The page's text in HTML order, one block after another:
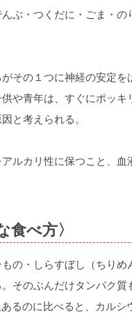
ぶ・つくだに・ごま・の
その１つに神経の安定を
や青年は、すぐにポッ
と考えられる。
ルカリ性に保つこと、血
食べ方〉
の・しらすぼし（ちり
そのぶんだけタンパク
るのに比べると、カル